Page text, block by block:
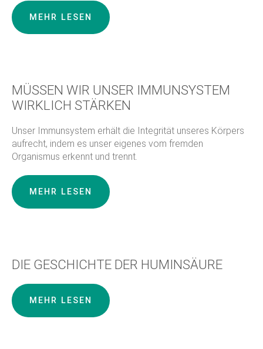
MEHR LESEN
MÜSSEN WIR UNSER IMMUNSYSTEM
WIRKLICH STÄRKEN
Unser Immunsystem erhält die Integrität unseres Körpers
aufrecht, indem es unser eigenes vom fremden
Organismus erkennt und trennt.
MEHR LESEN
DIE GESCHICHTE DER HUMINSÄURE
MEHR LESEN